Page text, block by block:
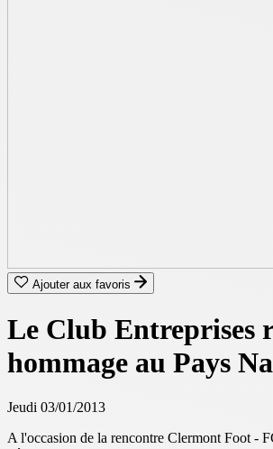
Ajouter aux favoris
Le Club Entreprises
hommage au Pays
Jeudi 03/01/2013
A l'occasion de la rencontre Clermont Foot -